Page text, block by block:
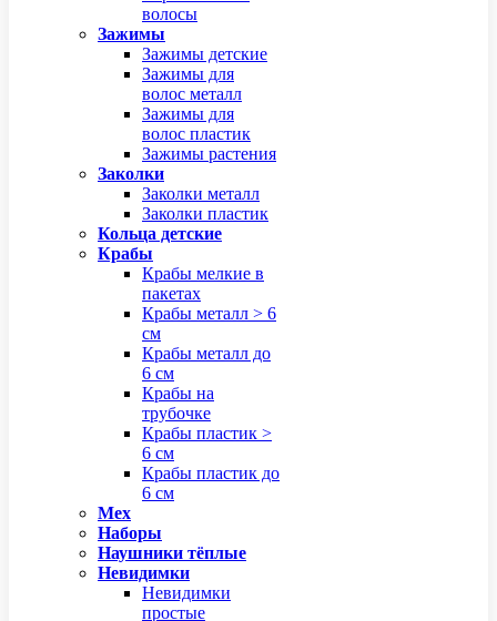
волосы
Зажимы
Зажимы детские
Зажимы для
волос металл
Зажимы для
волос пластик
Зажимы растения
Заколки
Заколки металл
Заколки пластик
Кольца детские
Крабы
Крабы мелкие в
пакетах
Крабы металл > 6
см
Крабы металл до
6 см
Крабы на
трубочке
Крабы пластик >
6 см
Крабы пластик до
6 см
Мех
Наборы
Наушники тёплые
Невидимки
Невидимки
простые